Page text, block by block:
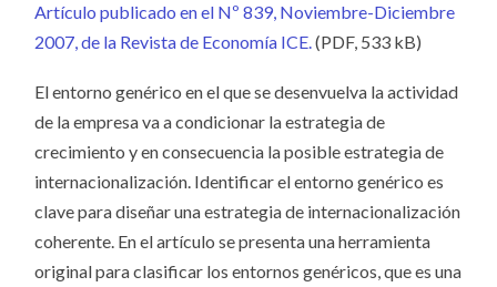
Artículo publicado en el Nº 839, Noviembre-Diciembre
2007, de la Revista de Economía ICE.(PDF, 533 kB)
El entorno genérico en el que se desenvuelva la actividad
de la empresa va a condicionar la estrategia de
crecimiento y en consecuencia la posible estrategia de
internacionalización. Identificar el entorno genérico es
clave para diseñar una estrategia de internacionalización
coherente. En el artículo se presenta una herramienta
original para clasificar los entornos genéricos, que es una